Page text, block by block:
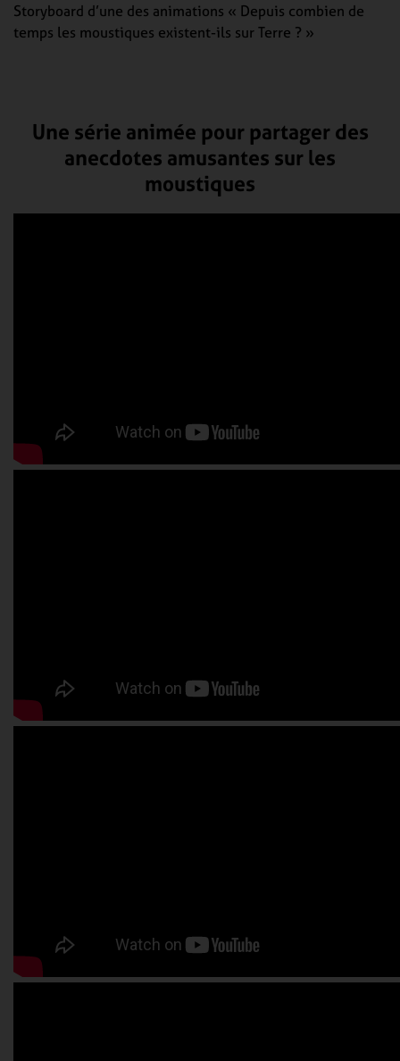
Storyboard d’une des animations « Depuis combien de
temps les moustiques existent-ils sur Terre ? »
Une série animée pour partager des
anecdotes amusantes sur les
moustiques